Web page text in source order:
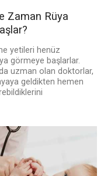
Zaman Rüya
yetileri henüz
görmeye başlarlar.
uzman olan doktorlar,
geldikten hemen